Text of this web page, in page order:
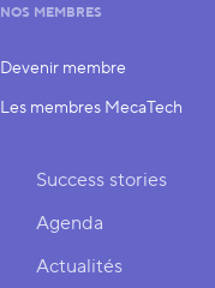
NOS MEMBRES
Devenir membre
Les membres MecaTech
Liens rapides
Success stories
Agenda
Actualités